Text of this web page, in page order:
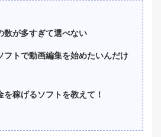
数が多すぎて選べない
フトで動画編集を始めたいんだけ
を稼げるソフトを教えて！